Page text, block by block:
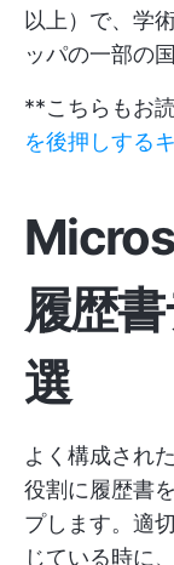
以上）で、学
ッパの一部の
**こちらもお
を後押しする
履歴
選
よく構成され
役割に履歴書
プします。適
じている時に